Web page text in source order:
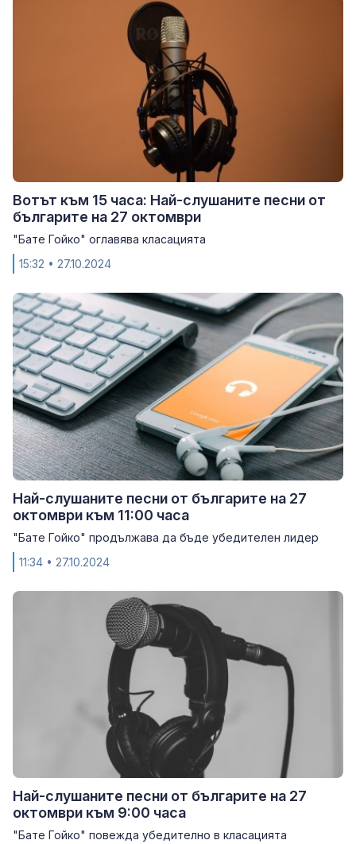
Вотът към 15 часа: Най-слушаните песни от
българите на 27 октомври
"Бате Гойко" оглавява класацията
15:32 • 27.10.2024
Най-слушаните песни от българите на 27
октомври към 11:00 часа
"Бате Гойко" продължава да бъде убедителен лидер
11:34 • 27.10.2024
Най-слушаните песни от българите на 27
октомври към 9:00 часа
"Бате Гойко" повежда убедително в класацията